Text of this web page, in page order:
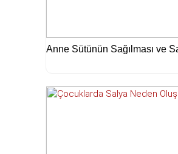
Anne Sütünün Sağılması ve